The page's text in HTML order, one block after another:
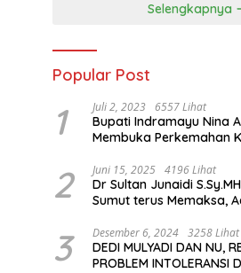
Sejarah Chiang Kai-Selengkapnya
Popular Post
1 Juli 2, 2023 6557 Lihat
Bupati Indramayu Nina
Membuka Perkemahan
2 Juni 15, 2025 4196 Lihat
Dr Sultan Junaidi
Sumut terus Memaksa,
Internasional
3 Desember 6, 2024 3258 Lihat
DEDI MULYADI DAN NU,
PROBLEM INTOLERANSI